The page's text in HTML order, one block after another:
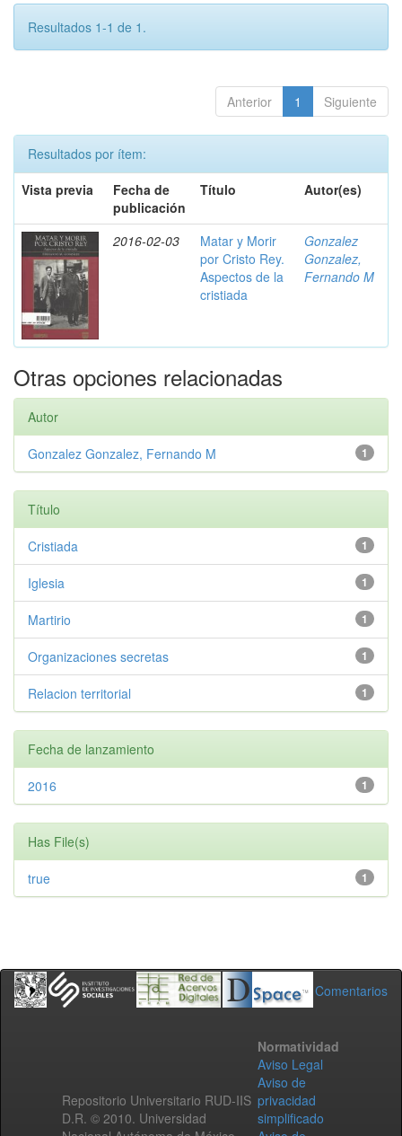
Resultados 1-1 de 1.
Anterior 1 Siguiente
Resultados por ítem:
Vista previa
Fecha de
publicación
Título Autor(es)
2016-02-03
Matar y Morir
por Cristo Rey.
Aspectos de la
cristiada
Gonzalez
Gonzalez,
Fernando M
Otras opciones relacionadas
Autor
1
Gonzalez Gonzalez, Fernando M
Título
1
Cristiada
1
Iglesia
1
Martirio
1
Organizaciones secretas
1
Relacion territorial
Fecha de lanzamiento
1
2016
Has File(s)
1
true
Comentarios
Repositorio Universitario RUD-IIS
D.R. © 2010. Universidad
Normatividad
Aviso Legal
Aviso de
privacidad
simplificado